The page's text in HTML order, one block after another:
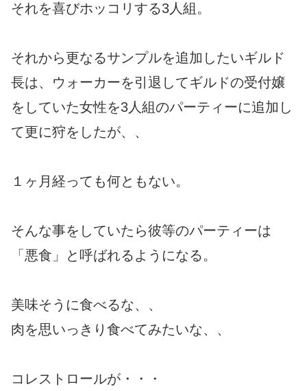
それを喜びホッコリする3人組。
それから更なるサンプルを追加したいギルド
長は、ウォーカーを引退してギルドの受付嬢
をしていた女性を3人組のパーティーに追加し
て更に狩をしたが、、
１ヶ月経っても何ともない。
そんな事をしていたら彼等のパーティーは
「悪食」と呼ばれるようになる。
美味そうに食べるな、、
肉を思いっきり食べてみたいな、、
コレストロールが・・・